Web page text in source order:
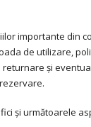
importante din
de utilizare,
și
și următoarele